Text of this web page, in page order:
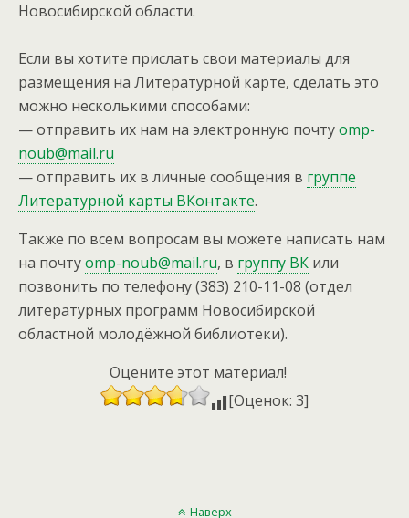
Новосибирской области.
Если вы хотите прислать свои материалы для
размещения на Литературной карте, сделать это
можно несколькими способами:
— отправить их нам на электронную почтуomp-
noub@mail.ru
— отправить их в личные сообщения в группе
Литературной карты ВКонтакте.
Также по всем вопросам вы можете написать нам
на почтуomp-noub@mail.ru, в группу ВК или
позвонить по телефону (383) 210-11-08 (отдел
литературных программ Новосибирской
областной молодёжной библиотеки).
Оцените этот материал!
[Оценок: 3]
Наверх